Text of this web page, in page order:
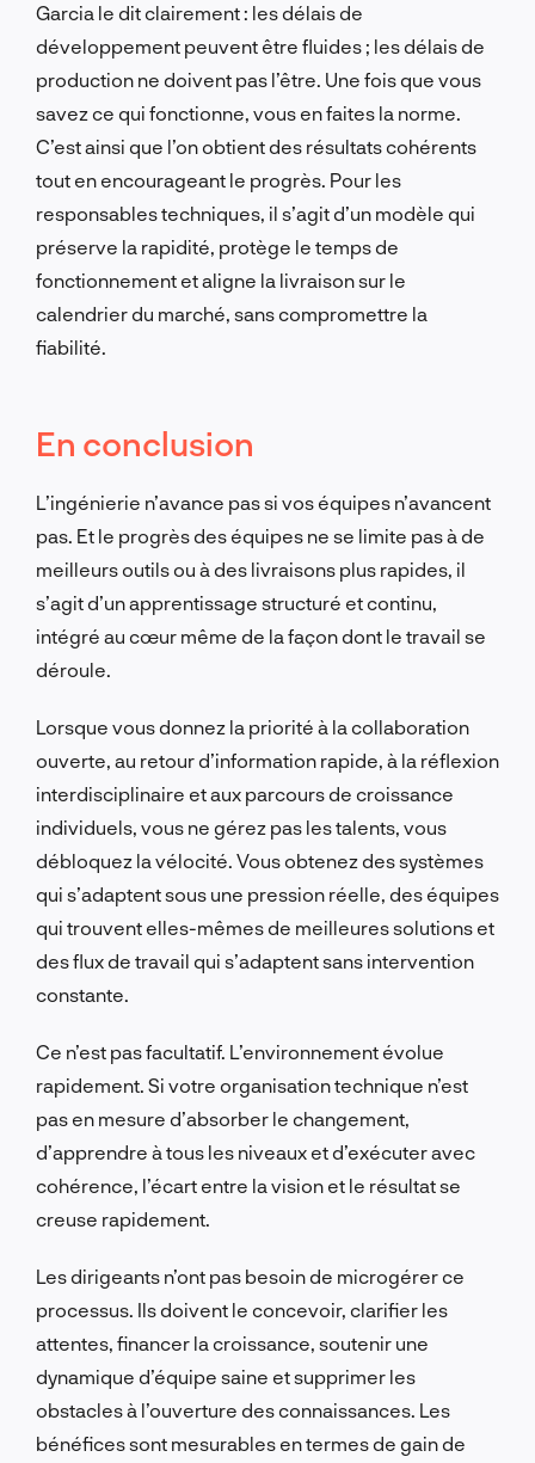
Garcia le dit clairement : les délais de
développement peuvent être fluides ; les délais de
production ne doivent pas l’être. Une fois que vous
savez ce qui fonctionne, vous en faites la norme.
C’est ainsi que l’on obtient des résultats cohérents
tout en encourageant le progrès. Pour les
responsables techniques, il s’agit d’un modèle qui
préserve la rapidité, protège le temps de
fonctionnement et aligne la livraison sur le
calendrier du marché, sans compromettre la
fiabilité.
En conclusion
L’ingénierie n’avance pas si vos équipes n’avancent
pas. Et le progrès des équipes ne se limite pas à de
meilleurs outils ou à des livraisons plus rapides, il
s’agit d’un apprentissage structuré et continu,
intégré au cœur même de la façon dont le travail se
déroule.
Lorsque vous donnez la priorité à la collaboration
ouverte, au retour d’information rapide, à la réflexion
interdisciplinaire et aux parcours de croissance
individuels, vous ne gérez pas les talents, vous
débloquez la vélocité. Vous obtenez des systèmes
qui s’adaptent sous une pression réelle, des équipes
qui trouvent elles-mêmes de meilleures solutions et
des flux de travail qui s’adaptent sans intervention
constante.
Ce n’est pas facultatif. L’environnement évolue
rapidement. Si votre organisation technique n’est
pas en mesure d’absorber le changement,
d’apprendre à tous les niveaux et d’exécuter avec
cohérence, l’écart entre la vision et le résultat se
creuse rapidement.
Les dirigeants n’ont pas besoin de microgérer ce
processus. Ils doivent le concevoir, clarifier les
attentes, financer la croissance, soutenir une
dynamique d’équipe saine et supprimer les
obstacles à l’ouverture des connaissances. Les
bénéfices sont mesurables en termes de gain de